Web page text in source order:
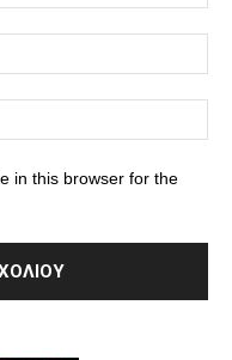
in this browser for the